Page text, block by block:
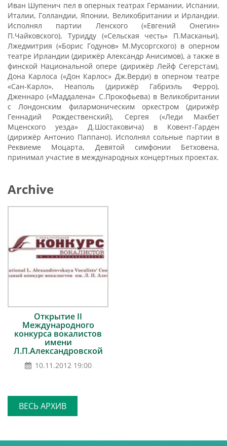
Иван Шупенич пел в оперных театрах Германии, Испании,
Италии, Голландии, Японии, Великобритании и Ирландии.
Исполнял партии Ленского («Евгений Онегин»
П.Чайковского), Туридду («Сельская честь» П.Масканьи),
Лжедмитрия («Борис Годунов» М.Мусоргского) в оперном
театре Ирландии (дирижёр Александр Анисимов), а также в
финской Национальной опере (дирижёр Лейф Сегерстам),
Дона Карлоса («Дон Карлос» Дж.Верди) в оперном театре
«Сан-Карло», Неаполь (дирижёр Габриэль Ферро),
Дженнаро («Маддалена» С.Прокофьева) в Великобритании
с Лондонским филармоническим оркестром (дирижёр
Геннадий Рождественский), Сергея («Леди Макбет
Мценского уезда» Д.Шостаковича) в Ковент-Гарден
(дирижёр Антонио Паппано). Исполнял сольные партии в
Реквиеме Моцарта, Девятой симфонии Бетховена,
принимал участие в международных концертных проектах.
Archive
Открытие II
Международного
конкурса вокалистов
имени
Л.П.Александровской
10.11.2012 19:00
ВЕСЬ АРХИВ